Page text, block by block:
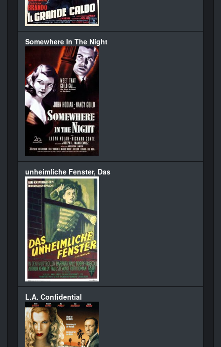
Somewhere In The Night
unheimliche Fenster, Das
L.A. Confidential